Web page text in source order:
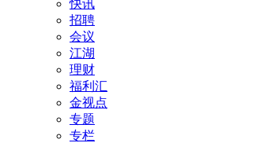
快讯
招聘
会议
江湖
理财
福利汇
金视点
专题
专栏